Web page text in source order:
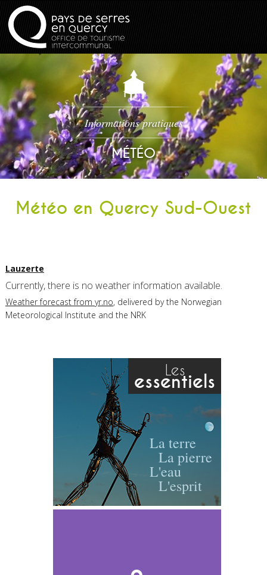
Informations pratiques
MÉTÉO
Météo en Quercy Sud-Ouest
Lauzerte
Currently, there is no weather information available.
Weather forecast from yr.no, delivered by the Norwegian
Meteorological Institute and the NRK
Les
essentiels
La terre
La pierre
L'eau
L'esprit